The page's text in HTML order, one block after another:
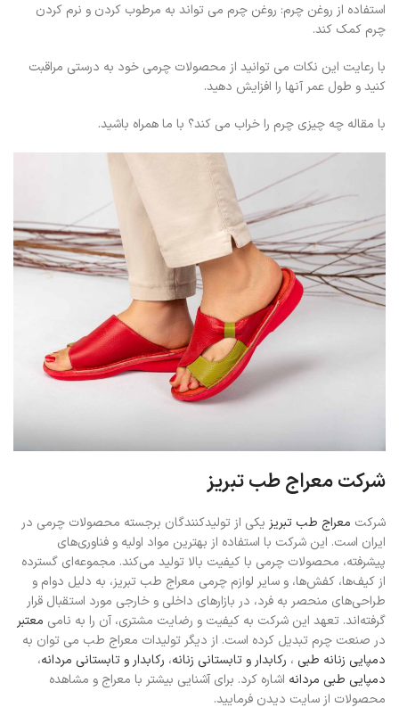
استفاده از روغن چرم: روغن چرم می تواند به مرطوب کردن و نرم کردن
چرم کمک کند.
با رعایت این نکات می توانید از محصولات چرمی خود به درستی مراقبت
کنید و طول عمر آنها را افزایش دهید.
با مقاله چه چیزی چرم را خراب می کند؟ با ما همراه باشید.
شرکت معراج طب تبریز
شرکت معراج طب تبریز یکی از تولیدکنندگان برجسته محصولات چرمی در
ایران است. این شرکت با استفاده از بهترین مواد اولیه و فناوری‌های
پیشرفته، محصولات چرمی با کیفیت بالا تولید می‌کند. مجموعه‌ای گسترده
از کیف‌ها، کفش‌ها، و سایر لوازم چرمی معراج طب تبریز، به دلیل دوام و
طراحی‌های منحصر به فرد، در بازارهای داخلی و خارجی مورد استقبال قرار
گرفته‌اند. تعهد این شرکت به کیفیت و رضایت مشتری، آن را به نامی معتبر
در صنعت چرم تبدیل کرده است. از دیگر تولیدات معراج طب می توان به
دمپایی زنانه طبی ، رکابدار و تابستانی زنانه، رکابدار و تابستانی مردانه،
دمپایی طبی مردانه اشاره کرد. برای آشنایی بیشتر با معراج و مشاهده
محصولات از سایت دیدن فرمایید.